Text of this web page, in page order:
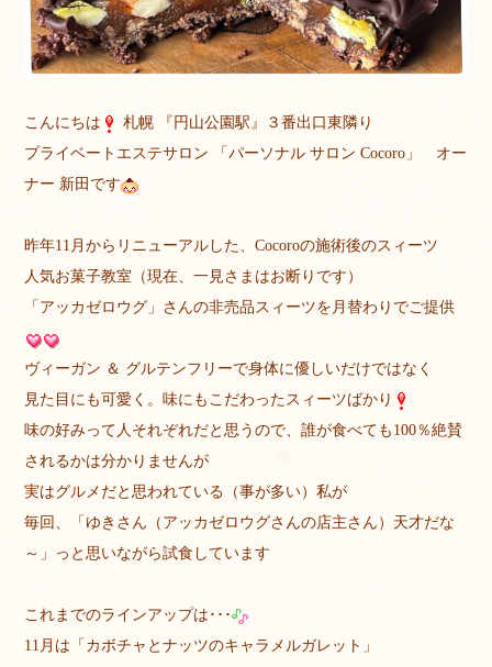
こんにちは
札幌 『円山公園駅』３番出口東隣り
プライベートエステサロン 「パーソナル サロン Cocoro」 オー
ナー 新田です
昨年11月からリニューアルした、Cocoroの施術後のスィーツ
人気お菓子教室（現在、一見さまはお断りです）
「アッカゼロウグ」さんの非売品スィーツを月替わりでご提供
ヴィーガン ＆ グルテンフリーで身体に優しいだけではなく
見た目にも可愛く。味にもこだわったスィーツばかり
味の好みって人それぞれだと思うので、誰が食べても100％絶賛
されるかは分かりませんが
実はグルメだと思われている（事が多い）私が
毎回、「ゆきさん（アッカゼロウグさんの店主さん）天才だな
～」っと思いながら試食しています
これまでのラインアップは･･･
11月は「カボチャとナッツのキャラメルガレット」